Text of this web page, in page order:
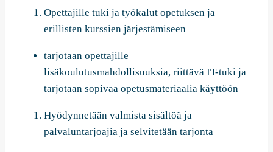
Opettajille tuki ja työkalut opetuksen ja
erillisten kurssien järjestämiseen
tarjotaan opettajille
lisäkoulutusmahdollisuuksia, riittävä IT-tuki ja
tarjotaan sopivaa opetusmateriaalia käyttöön
Hyödynnetään valmista sisältöä ja
palvaluntarjoajia ja selvitetään tarjonta